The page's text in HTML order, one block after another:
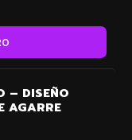
– DISEÑO
AGARRE